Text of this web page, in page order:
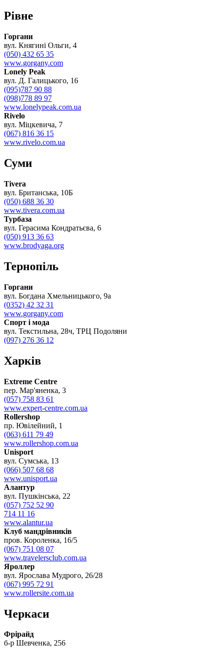
Рівне
Горгани
вул. Княгині Ольги, 4
(050) 432 65 35
www.gorgany.com
Lonely Peak
вул. Д. Галицького, 16
(095)787 90 88
(098)778 89 97
www.lonelypeak.com.ua
Rivelo
вул. Міцкевича, 7
(067) 816 36 15
www.rivelo.com.ua
Суми
Tivera
вул. Британська, 10Б
(050) 688 36 30
www.tivera.com.ua
Турбаза
вул. Герасима Кондратьєва, 6
(050) 913 36 63
www.brodyaga.org
Тернопіль
Горгани
вул. Богдана Хмельницького, 9а
(0352) 42 32 31
www.gorgany.com
Спорт і мода
вул. Текстильна, 28ч, ТРЦ Подоляни
(097) 276 36 12
Харків
Extreme Centre
пер. Мар'яненка, 3
(057) 758 83 61
www.expert-centre.com.ua
Rollershop
пр. Ювілейний, 1
(063) 611 79 49
www.rollershop.com.ua
Unisport
вул. Сумська, 13
(066) 507 68 68
www.unisport.ua
Алантур
вул. Пушкінська, 22
(057) 752 52 90
714 11 16
www.alantur.ua
Клуб мандрівників
пров. Короленка, 16/5
(067) 751 08 07
www.travelersclub.com.ua
Яроллер
вул. Ярослава Мудрого, 26/28
(067) 995 72 91
www.rollersite.com.ua
Черкаси
Фрірайд
б-р Шевченка, 256